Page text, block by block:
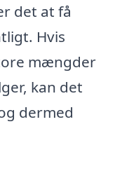
det at få
Hvis
mængder
kan det
dermed